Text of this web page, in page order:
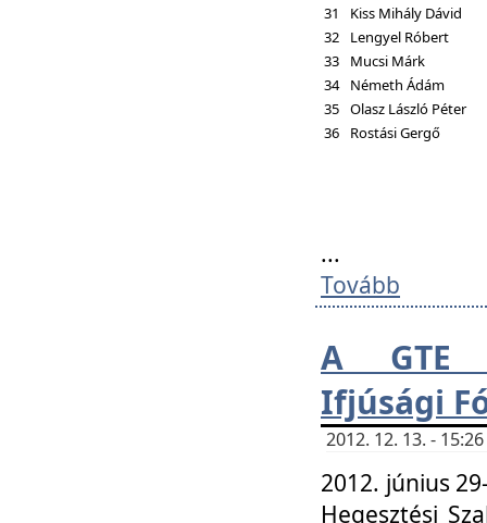
31
Kiss Mihály Dávid
32
Lengyel Róbert
33
Mucsi Márk
34
Németh Ádám
35 Olasz László Péter
36
Rostási Gergő
...
Tovább
A GTE
Ifjúsági
2012. 12. 13. -
2012. június
Hegesztési